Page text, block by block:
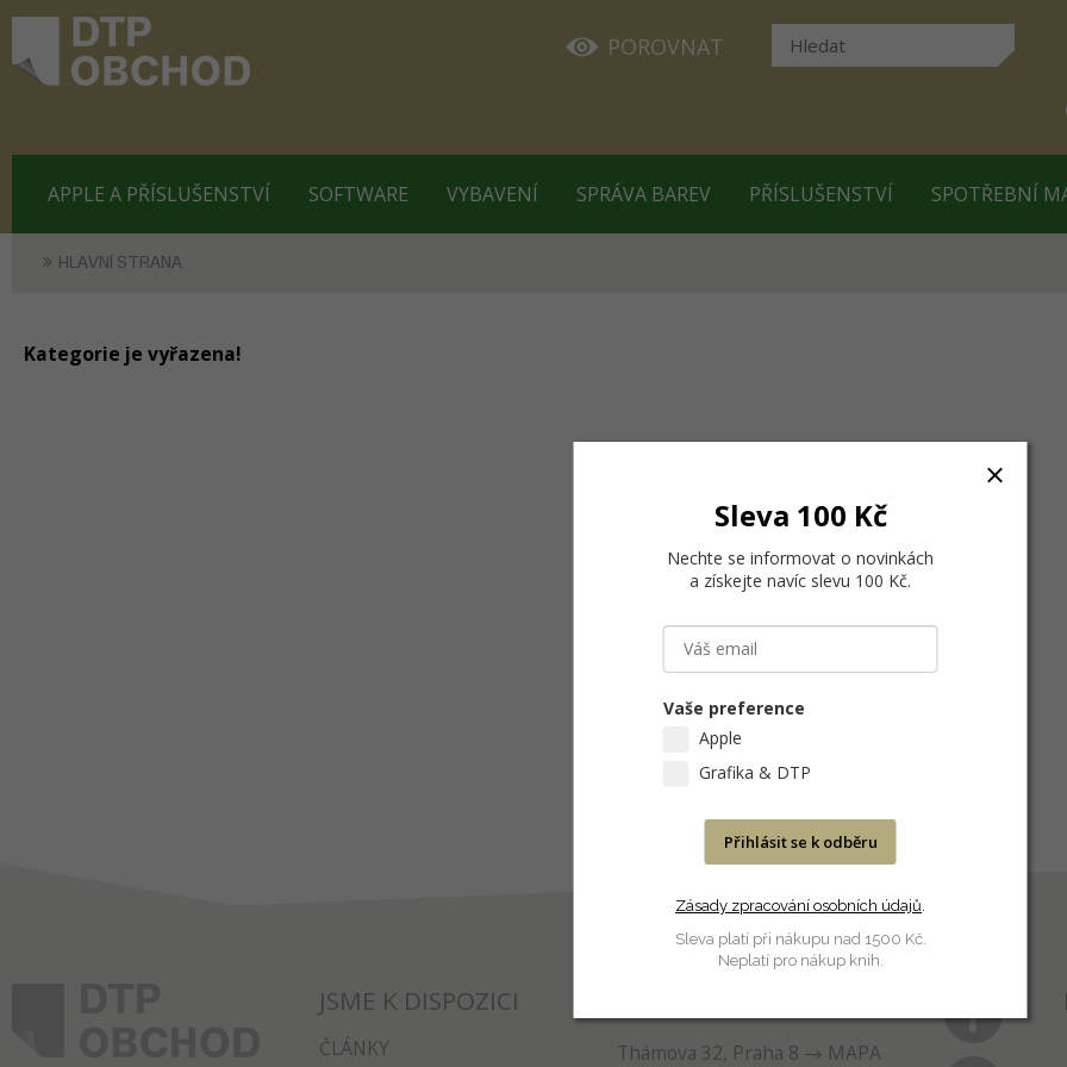
POROVNAT
APPLE A PŘÍSLUŠENSTVÍ SOFTWARE VYBAVENÍ SPRÁVA BAREV PŘÍSLUŠENSTVÍ SPOTŘEBNÍ
HLAVNÍ STRANA
Kategorie je vyřazena!
JSME K DISPOZICI
ČLÁNKY Thámova 32, Praha 8
MAPA
Sleva 100 Kč
Nechte se informovat o novinkách
a získejte navíc slevu 100 Kč.
Vaše preference
Apple
Grafika & DTP
Přihlásit se k odběru
Zásady zpracování osobních údajů.
Sleva platí při nákupu nad 1500 Kč.
Neplatí pro nákup knih.